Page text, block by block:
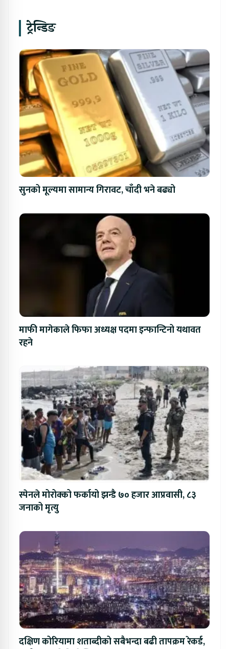
ट्रेन्डिङ
सुनको मूल्यमा सामान्य गिरावट, चाँदी भने बढ्यो
माफी मागेकाले फिफा अध्यक्ष पदमा इन्फान्टिनो यथावत
रहने
स्पेनले मोरोक्को फर्कायो झन्डै ७० हजार आप्रवासी, ८३
जनाको मृत्यु
दक्षिण कोरियामा शताब्दीको सबैभन्दा बढी तापक्रम रेकर्ड,